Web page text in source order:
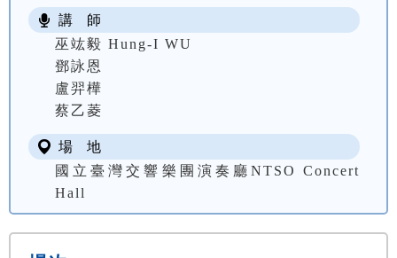
講 師
巫竑毅 Hung-I WU
鄧詠恩
盧羿樺
蔡乙菱
場 地
國立臺灣交響樂團演奏廳NTSO Concert
Hall